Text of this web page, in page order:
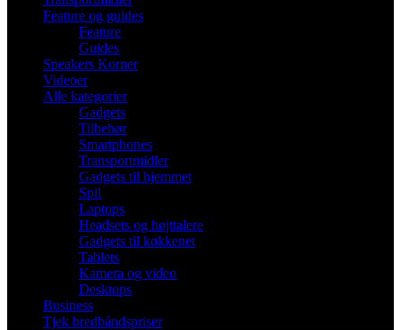
Feature og guides
Feature
Guides
Speakers Korner
Videoer
Alle kategorier
Gadgets
Tilbehør
Smartphones
Transportmidler
Gadgets til hjemmet
Spil
Laptops
Headsets og højttalere
Gadgets til køkkenet
Tablets
Kamera og video
Desktops
Business
Tjek bredbåndspriser